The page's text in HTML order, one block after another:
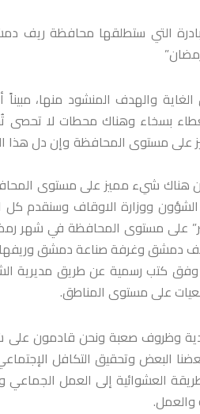
التي ستطلقها محافظة ريف
الغاية والهدف المنشود منها،
بسخاء وهناك محطات لا تحصى
على مستوى المحافظة وإن دل
هناك شيء مميز على مستوى
الشؤون ووزارة الاوقاف وسنقدم
على مستوى المحافظة في شهر
ريف دمشق وغرفة صناعة دمشق
وفق كتب رسمية عن طريق مديرية
على مستوى المناطق.
وظروف صعبة ونحن قادمون
البعض وتحقيق التكافل
العشوائية إلى العمل
والعمل.